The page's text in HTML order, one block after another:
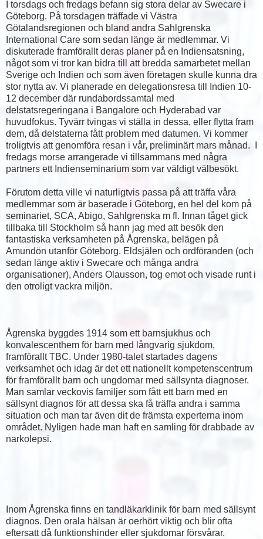
I torsdags och fredags befann sig stora delar av Swecare i
Göteborg. På torsdagen träffade vi Västra
Götalandsregionen och bland andra Sahlgrenska
International Care som sedan länge är medlemmar. Vi
diskuterade framförallt deras planer på en Indiensatsning,
något som vi tror kan bidra till att bredda samarbetet mellan
Sverige och Indien och som även företagen skulle kunna dra
stor nytta av. Vi planerade en delegationsresa till Indien 10-
12 december där rundabordssamtal med
delstatsregeringana i Bangalore och Hyderabad var
huvudfokus. Tyvärr tvingas vi ställa in dessa, eller flytta fram
dem, då delstaterna fått problem med datumen. Vi kommer
troligtvis att genomföra resan i vår, preliminärt mars månad. I
fredags morse arrangerade vi tillsammans med några
partners ett Indienseminarium som var väldigt välbesökt.
Förutom detta ville vi naturligtvis passa på att träffa våra
medlemmar som är baserade i Göteborg, en hel del kom på
seminariet, SCA, Abigo, Sahlgrenska m fl. Innan tåget gick
tillbaka till Stockholm så hann jag med att besök den
fantastiska verksamheten på Ågrenska, belägen på
Amundön utanför Göteborg. Eldsjälen och ordföranden (och
sedan länge aktiv i Swecare och många andra
organisationer), Anders Olausson, tog emot och visade runt i
den otroligt vackra miljön.
Ågrenska byggdes 1914 som ett barnsjukhus och
konvalescenthem för barn med långvarig sjukdom,
framförallt TBC. Under 1980-talet startades dagens
verksamhet och idag är det ett nationellt kompetenscentrum
för framförallt barn och ungdomar med sällsynta diagnoser.
Man samlar veckovis familjer som fått ett barn med en
sällsynt diagnos för att dessa ska få träffa andra i samma
situation och man tar även dit de främsta experterna inom
området. Nyligen hade man haft en samling för drabbade av
narkolepsi.
Inom Ågrenska finns en tandläkarklinik för barn med sällsynt
diagnos. Den orala hälsan är oerhört viktig och blir ofta
eftersatt då funktionshinder eller sjukdomar försvårar.